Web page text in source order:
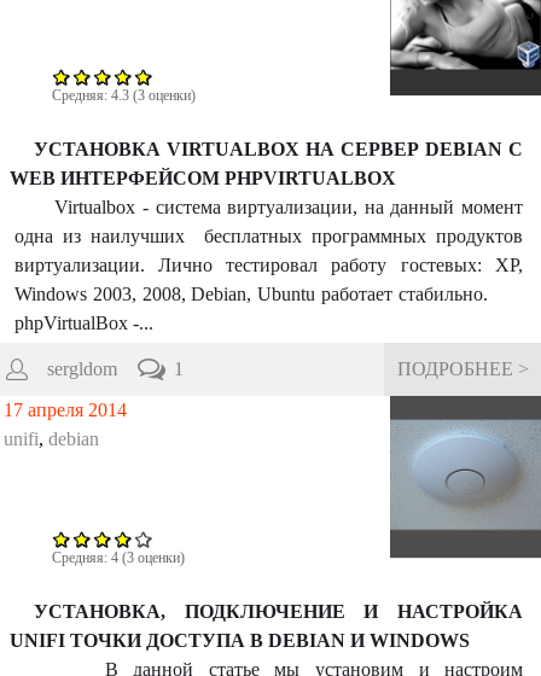
Средняя: 4.3 (3 оценки)
УСТАНОВКА VIRTUALBOX НА СЕРВЕР DEBIAN С
WEB ИНТЕРФЕЙСОМ PHPVIRTUALBOX
Virtualbox - система виртуализации, на данный момент
одна из наилучших бесплатных программных продуктов
виртуализации. Лично тестировал работу гостевых: XP,
Windows 2003, 2008, Debian, Ubuntu работает стабильно.
phpVirtualBox -...
sergldom ПОДРОБНЕЕ >
1
17 апреля 2014
unifi, debian
Средняя: 4 (3 оценки)
УСТАНОВКА, ПОДКЛЮЧЕНИЕ И НАСТРОЙКА
UNIFI ТОЧКИ ДОСТУПА В DEBIAN И WINDOWS
В данной статье мы установим и настроим